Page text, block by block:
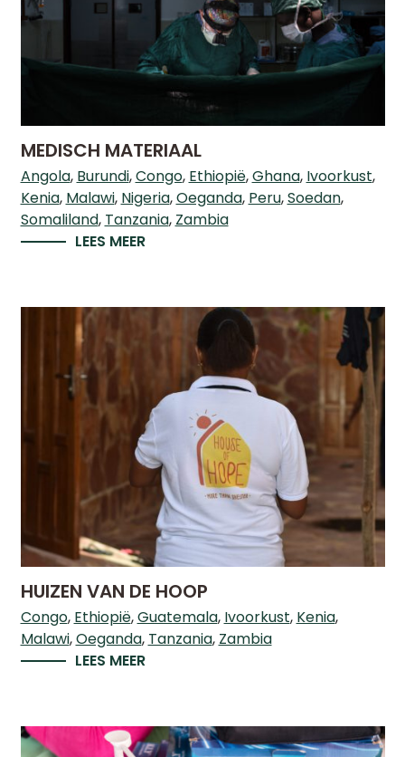
MEDISCH MATERIAAL
Angola Burundi Congo Ethiopië Ghana Ivoorkust
Kenia Malawi Nigeria Oeganda Peru Soedan
Somaliland Tanzania Zambia
LEES MEER
HUIZEN VAN DE HOOP
Congo Ethiopië Guatemala Ivoorkust Kenia
Malawi Oeganda Tanzania Zambia
LEES MEER